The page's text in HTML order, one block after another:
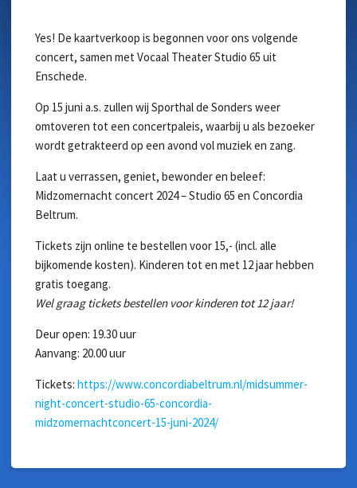
Yes! De kaartverkoop is begonnen voor ons volgende
concert, samen met Vocaal Theater Studio 65 uit
Enschede.
Op 15 juni a.s. zullen wij Sporthal de Sonders weer
omtoveren tot een concertpaleis, waarbij u als bezoeker
wordt getrakteerd op een avond vol muziek en zang.
Laat u verrassen, geniet, bewonder en beleef:
Midzomernacht concert 2024 – Studio 65 en Concordia
Beltrum.
Tickets zijn online te bestellen voor 15,- (incl. alle
bijkomende kosten). Kinderen tot en met 12 jaar hebben
gratis toegang.
Wel graag tickets bestellen voor kinderen tot 12 jaar!
Deur open: 19.30 uur
Aanvang: 20.00 uur
Tickets:https://www.concordiabeltrum.nl/midsummer-
night-concert-studio-65-concordia-
midzomernachtconcert-15-juni-2024/